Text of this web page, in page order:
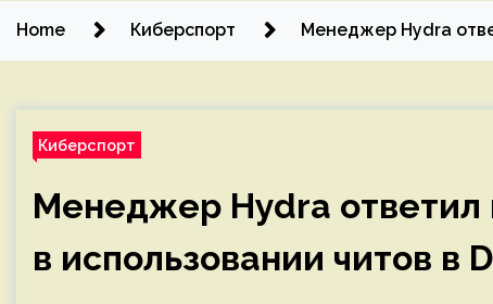
Home Киберспорт Менеджер Hydra
Киберспорт
Менеджер Hydra ответил
в использовании читов в